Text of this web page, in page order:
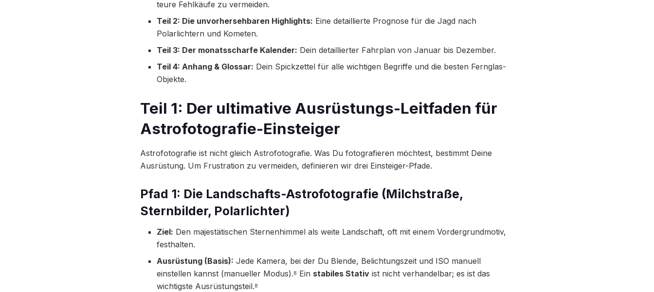
teure Fehlkäufe zu vermeiden.
Teil 2: Die unvorhersehbaren Highlights: Eine detaillierte Prognose für die Jagd nach
Polarlichtern und Kometen.
Teil 3: Der monatsscharfe Kalender: Dein detaillierter Fahrplan von Januar bis Dezember.
Teil 4: Anhang & Glossar: Dein Spickzettel für alle wichtigen Begriffe und die besten Fernglas-
Objekte.
Teil 1: Der ultimative Ausrüstungs-Leitfaden für
Astrofotografie-Einsteiger
Astrofotografie ist nicht gleich Astrofotografie. Was Du fotografieren möchtest, bestimmt Deine
Ausrüstung. Um Frustration zu vermeiden, definieren wir drei Einsteiger-Pfade.
Pfad 1: Die Landschafts-Astrofotografie (Milchstraße,
Sternbilder, Polarlichter)
Ziel: Den majestätischen Sternenhimmel als weite Landschaft, oft mit einem Vordergrundmotiv,
festhalten.
Ausrüstung (Basis): Jede Kamera, bei der Du Blende, Belichtungszeit und ISO manuell
einstellen kannst (manueller Modus).8 Ein stabiles Stativ ist nicht verhandelbar; es ist das
wichtigste Ausrüstungsteil.8